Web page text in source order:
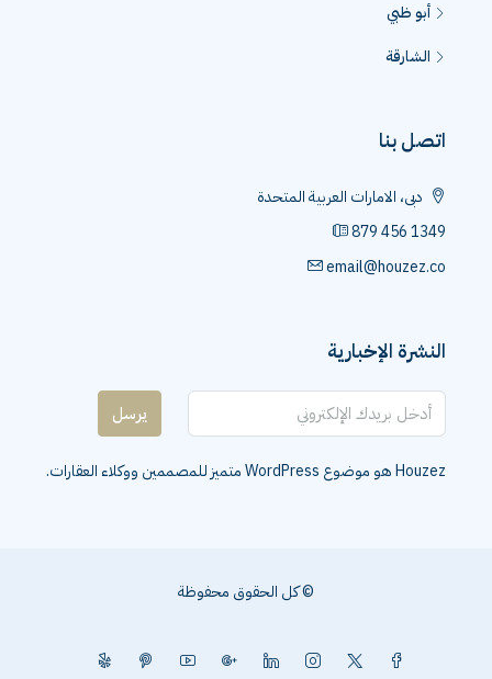
أبو ظبي
الشارقة
اتصل بنا
دبى، الامارات العربية المتحدة
879 456 1349
email@houzez.co
النشرة الإخبارية
يرسل
Houzez هو موضوع WordPress متميز للمصممين ووكلاء العقارات.
© كل الحقوق محفوظة